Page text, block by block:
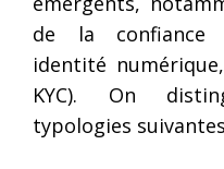
de la confiance
identité
KYC). On
typologies